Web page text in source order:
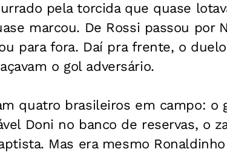
pela torcida que quase
marcou. De Rossi passou por
para fora. Daí pra frente, o
o gol adversário.
quatro brasileiros em campo: o
Doni no banco de reservas, o
Mas era mesmo